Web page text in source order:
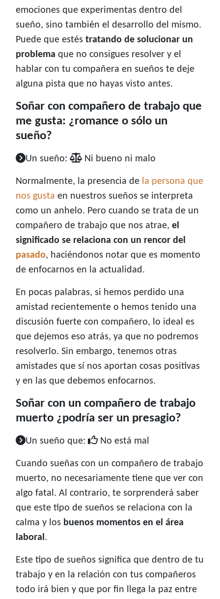
emociones que experimentas dentro del
sueño, sino también el desarrollo del mismo.
Puede que estés tratando de solucionar un
problema que no consigues resolver y el
hablar con tu compañera en sueños te deje
alguna pista que no hayas visto antes.
Soñar con compañero de trabajo que
me gusta: ¿romance o sólo un
sueño?
Un sueño: Ni bueno ni malo
Normalmente, la presencia de la persona que
nos gusta en nuestros sueños se interpreta
como un anhelo. Pero cuando se trata de un
compañero de trabajo que nos atrae, el
significado se relaciona con un rencor del
pasado, haciéndonos notar que es momento
de enfocarnos en la actualidad.
En pocas palabras, si hemos perdido una
amistad recientemente o hemos tenido una
discusión fuerte con compañero, lo ideal es
que dejemos eso atrás, ya que no podremos
resolverlo. Sin embargo, tenemos otras
amistades que sí nos aportan cosas positivas
y en las que debemos enfocarnos.
Soñar con un compañero de trabajo
muerto ¿podría ser un presagio?
Un sueño que: No está mal
Cuando sueñas con un compañero de trabajo
muerto, no necesariamente tiene que ver con
algo fatal. Al contrario, te sorprenderá saber
que este tipo de sueños se relaciona con la
calma y los buenos momentos en el área
laboral.
Este tipo de sueños significa que dentro de tu
trabajo y en la relación con tus compañeros
todo irá bien y que por fin llega la paz entre